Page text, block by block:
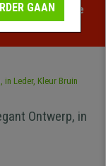
tijd - Bekijk de
Ontwerp, in
GAAN